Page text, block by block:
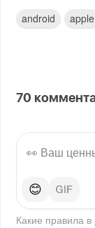
android apple
70
😊
Какие правила в